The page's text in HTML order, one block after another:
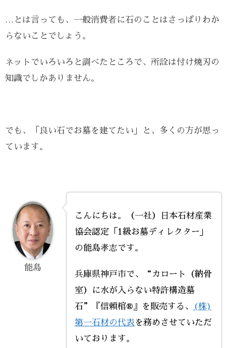
…とは言っても、一般消費者に石のことはさっぱりわか
らないことでしょう。
ネットでいろいろと調べたところで、所詮は付け焼刃の
知識でしかありません。
でも、「良い石でお墓を建てたい」と、多くの方が思っ
ています。
こんにちは。（一社）日本石材産業
協会認定「1級お墓ディレクター」
の能島孝志です。
兵庫県神戸市で、“カロート（納骨
室）に水が入らない特許構造墓
石”『信頼棺®』を販売する、
(株)
第一石材の代表 を務めさせていただ
いております。
能島